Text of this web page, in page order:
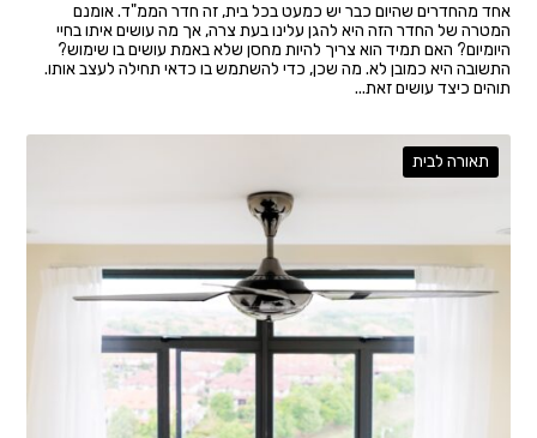
אחד מהחדרים שהיום כבר יש כמעט בכל בית, זה חדר הממ"ד. אומנם
המטרה של החדר הזה היא להגן עלינו בעת צרה, אך מה עושים איתו בחיי
היומיום? האם תמיד הוא צריך להיות מחסן שלא באמת עושים בו שימוש?
התשובה היא כמובן לא. מה שכן, כדי להשתמש בו כדאי תחילה לעצב אותו.
תוהים כיצד עושים זאת...
תאורה לבית